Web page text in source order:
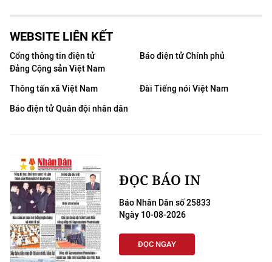
WEBSITE LIÊN KẾT
Cổng thông tin điện tử
Đảng Cộng sản Việt Nam
Báo điện tử Chính phủ
Thông tấn xã Việt Nam
Đài Tiếng nói Việt Nam
Báo điện tử Quân đội nhân dân
ĐỌC BÁO IN
Báo Nhân Dân số 25833
Ngày 10-08-2026
ĐỌC NGAY